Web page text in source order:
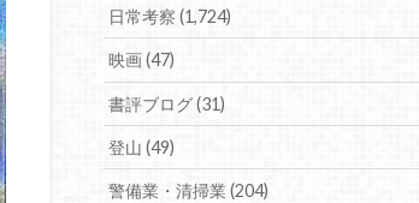
日常考察(1,724)
映画(47)
書評ブログ(31)
登山(49)
警備業・清掃業(204)